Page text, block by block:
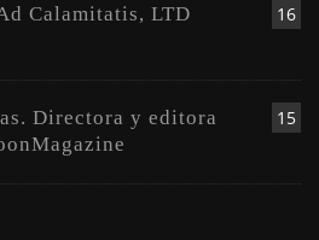
16
Calamitatis, LTD
15
Directora y editora